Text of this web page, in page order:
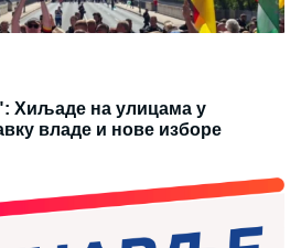
Хиљаде на улицама у
владе и нове изборе